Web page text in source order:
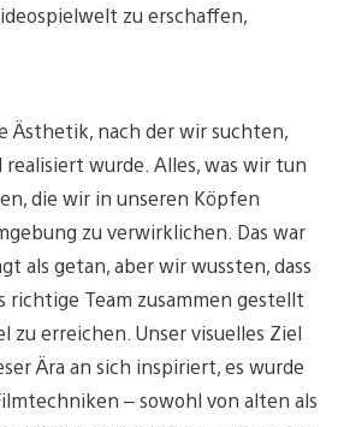
zu erschaffen,
Ästhetik, nach der wir suchten,
wurde. Alles, was wir tun
die wir in unseren Köpfen
zu verwirklichen. Das war
als getan, aber wir wussten, dass
richtige Team zusammen gestellt
zu erreichen. Unser visuelles Ziel
Ära an sich inspiriert, es wurde
– sowohl von alten als